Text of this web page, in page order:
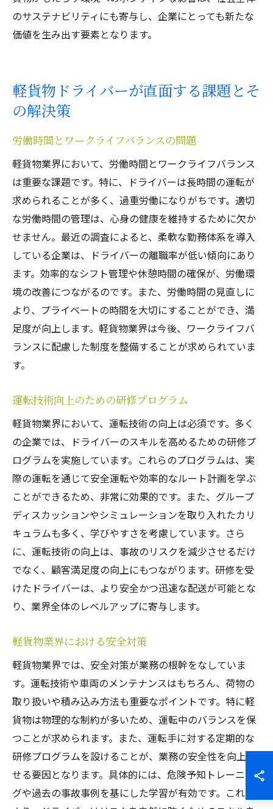
のサステナビリティにも寄与し、企業にとっても新たな
価値を生み出す要素となります。
軽貨物ドライバーが直面する課題とそ
の解決策
労働時間とワークライフバランスの問題
軽貨物業界において、労働時間とワークライフバランス
は重要な課題です。特に、ドライバーは長時間の運転が
求められることが多く、過重労働になりがちです。適切
な労働時間の管理は、心身の健康を維持するために欠か
せません。最近の調査によると、柔軟な勤務体系を導入
している企業は、ドライバーの離職率が低い傾向にあり
ます。効率的なシフト管理や休憩時間の確保が、労働環
境の改善につながるのです。また、労働時間の見直しに
より、プライベートの時間を大切にすることができ、満
足度が向上します。軽貨物業界は今後、ワークライフバ
ランスに配慮した制度を整備することが求められていま
す。
運転技術向上のための研修プログラム
軽貨物業界において、運転技術の向上は必須です。多く
の企業では、ドライバーのスキルを高めるための研修プ
ログラムを実施しています。これらのプログラムは、実
際の運転を通じて安全運転や効率的なルート計画を学ぶ
ことができるため、非常に効果的です。また、グループ
ディスカッションやシミュレーションを取り入れたカリ
キュラムも多く、学びやすさを考慮しています。さら
に、運転技術の向上は、事故のリスクを減少させるだけ
でなく、顧客満足度の向上にもつながります。研修を受
けたドライバーは、より安全かつ迅速な配送が可能とな
り、業界全体のレベルアップに寄与します。
軽貨物業界における安全対策
軽貨物業界では、安全対策が業務の根幹をなしていま
す。運転技術や車両のメンテナンスはもちろん、荷物の
取り扱いや積み込み方法も重要なポイントです。特に軽
貨物は物理的な制約が多いため、運転中のバランスを保
つことが求められます。また、運転手に対する定期的な
研修プログラムを設けることが、業務の安全性を向上さ
せる要因となります。具体的には、危険予知トレーニン
グや過去の事故事例を基にした学習が有効です。これに